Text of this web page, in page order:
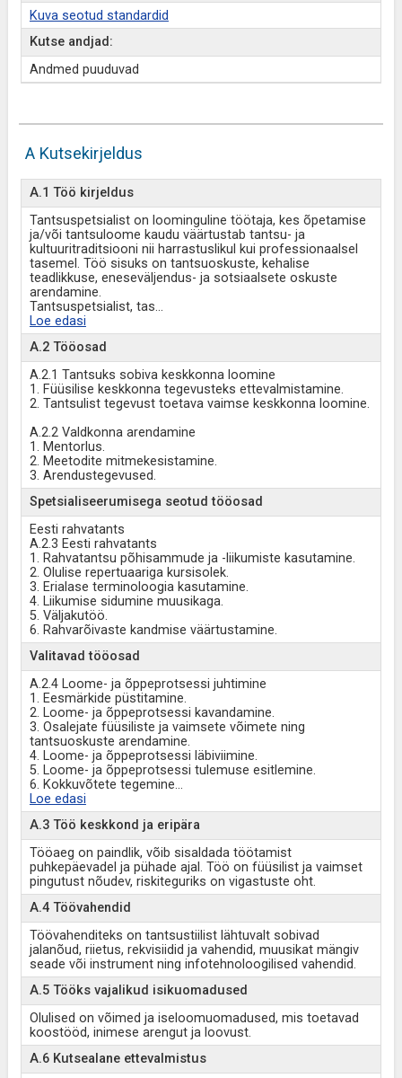
Kuva seotud standardid
Kutse andjad:
Andmed puuduvad
A Kutsekirjeldus
A.1 Töö kirjeldus
Tantsuspetsialist on loominguline töötaja, kes õpetamise
ja/või tantsuloome kaudu väärtustab tantsu- ja
kultuuritraditsiooni nii harrastuslikul kui professionaalsel
tasemel. Töö sisuks on tantsuoskuste, kehalise
teadlikkuse, eneseväljendus- ja sotsiaalsete oskuste
arendamine.
Tantsuspetsialist, tas...
Loe edasi
A.2 Tööosad
A.2.1 Tantsuks sobiva keskkonna loomine
1. Füüsilise keskkonna tegevusteks ettevalmistamine.
2. Tantsulist tegevust toetava vaimse keskkonna loomine.
A.2.2 Valdkonna arendamine
1. Mentorlus.
2. Meetodite mitmekesistamine.
3. Arendustegevused.
Spetsialiseerumisega seotud tööosad
Eesti rahvatants
A.2.3 Eesti rahvatants
1. Rahvatantsu põhisammude ja -liikumiste kasutamine.
2. Olulise repertuaariga kursisolek.
3. Erialase terminoloogia kasutamine.
4. Liikumise sidumine muusikaga.
5. Väljakutöö.
6. Rahvarõivaste kandmise väärtustamine.
Valitavad tööosad
A.2.4 Loome- ja õppeprotsessi juhtimine
1. Eesmärkide püstitamine.
2. Loome- ja õppeprotsessi kavandamine.
3. Osalejate füüsiliste ja vaimsete võimete ning
tantsuoskuste arendamine.
4. Loome- ja õppeprotsessi läbiviimine.
5. Loome- ja õppeprotsessi tulemuse esitlemine.
6. Kokkuvõtete tegemine...
Loe edasi
A.3 Töö keskkond ja eripära
Tööaeg on paindlik, võib sisaldada töötamist
puhkepäevadel ja pühade ajal. Töö on füüsilist ja vaimset
pingutust nõudev, riskiteguriks on vigastuste oht.
A.4 Töövahendid
Töövahenditeks on tantsustiilist lähtuvalt sobivad
jalanõud, riietus, rekvisiidid ja vahendid, muusikat mängiv
seade või instrument ning infotehnoloogilised vahendid.
A.5 Tööks vajalikud isikuomadused
Olulised on võimed ja iseloomuomadused, mis toetavad
koostööd, inimese arengut ja loovust.
A.6 Kutsealane ettevalmistus